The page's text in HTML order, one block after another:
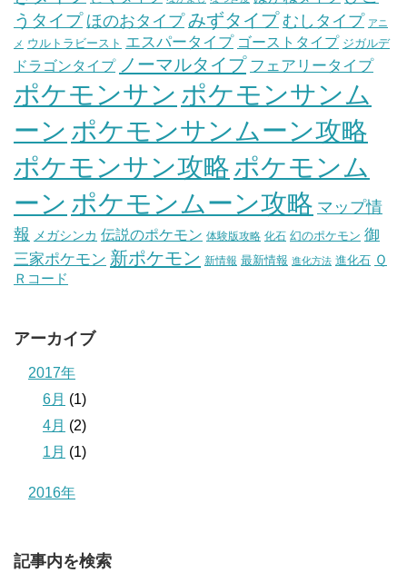
うタイプ ほのおタイプ みずタイプ むしタイプ アニ
メ ウルトラビースト エスパータイプ ゴーストタイプ ジガルデ
ドラゴンタイプ ノーマルタイプ フェアリータイプ
ポケモンサン ポケモンサンム
ーン ポケモンサンムーン攻略
ポケモンサン攻略ポケモンム
ーン ポケモンムーン攻略 マップ情
報
メガシンカ 伝説のポケモン 体験版攻略 化石 幻のポケモン 御
三家ポケモン 新ポケモン 新情報 最新情報 進化方法 進化石 Ｑ
Ｒコード
アーカイブ
2017年
6月 (1)
4月 (2)
1月 (1)
2016年
記事内を検索